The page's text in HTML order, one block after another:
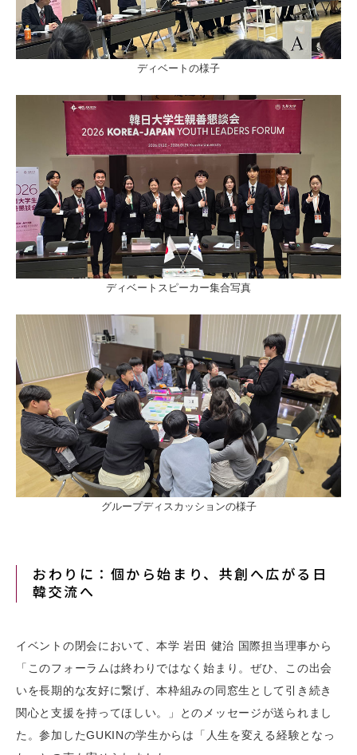
ディベートの様子
ディベートスピーカー集合写真
グループディスカッションの様子
おわりに：個から始まり、共創へ広がる日
韓交流へ
イベントの閉会において、本学 岩田 健治 国際担当理事から
「このフォーラムは終わりではなく始まり。ぜひ、この出会
いを長期的な友好に繋げ、本枠組みの同窓生として引き続き
関心と支援を持ってほしい。」とのメッセージが送られまし
た。参加したGUKINの学生からは「人生を変える経験となっ